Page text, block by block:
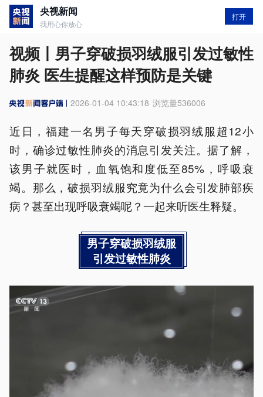
央视新闻
我用心你放心
打开
视频丨男子穿破损羽绒服引发过敏性
肺炎 医生提醒这样预防是关键
2026-01-04 10:43:18 浏览量536006
近日，福建一名男子每天穿破损羽绒服超12小
时，确诊过敏性肺炎的消息引发关注。据了解，
该男子就医时，血氧饱和度低至85%，呼吸衰
竭。那么，破损羽绒服究竟为什么会引发肺部疾
病？甚至出现呼吸衰竭呢？一起来听医生释疑。
男子穿破损羽绒服
引发过敏性肺炎